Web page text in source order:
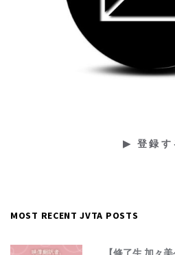
MOST RECENT JVTA POSTS